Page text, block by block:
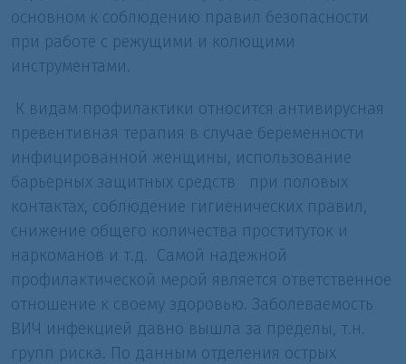
основном к соблюдению правил безопасности
при работе с режущими и колющими
инструментами.
К видам профилактики относится антивирусная
превентивная терапия в случае беременности
инфицированной женщины, использование
барьерных защитных средств при половых
контактах, соблюдение гигиенических правил,
снижение общего количества проституток и
наркоманов и т.д. Самой надежной
профилактической мерой является ответственное
отношение к своему здоровью. Заболеваемость
ВИЧ инфекцией давно вышла за пределы, т.н.
групп риска. По данным отделения острых